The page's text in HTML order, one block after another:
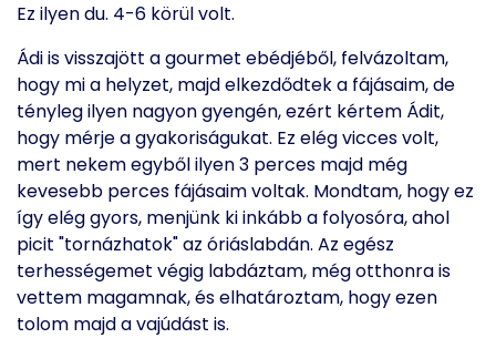
Ez ilyen du. 4-6 körül volt.
Ádi is visszajött a gourmet ebédjéből, felvázoltam,
hogy mi a helyzet, majd elkezdődtek a fájásaim, de
tényleg ilyen nagyon gyengén, ezért kértem Ádit,
hogy mérje a gyakoriságukat. Ez elég vicces volt,
mert nekem egyből ilyen 3 perces majd még
kevesebb perces fájásaim voltak. Mondtam, hogy ez
így elég gyors, menjünk ki inkább a folyosóra, ahol
picit "tornázhatok" az óriáslabdán. Az egész
terhességemet végig labdáztam, még otthonra is
vettem magamnak, és elhatároztam, hogy ezen
tolom majd a vajúdást is.